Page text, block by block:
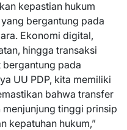
kepastian hukum
bergantung pada
Ekonomi digital,
hingga transaksi
bergantung pada
UU PDP, kita memiliki
bahwa transfer
tinggi prinsip
kepatuhan hukum,”